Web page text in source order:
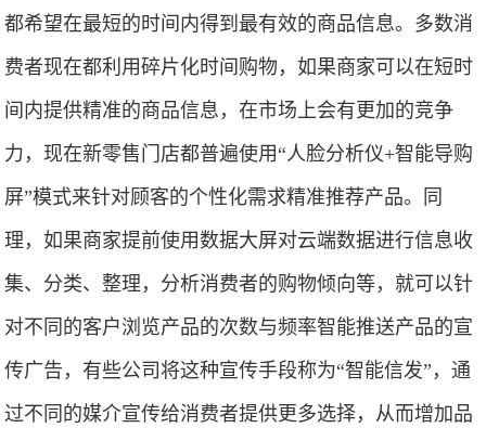
都希望在最短的时间内得到最有效的商品信息。多数消
费者现在都利用碎片化时间购物，如果商家可以在短时
间内提供精准的商品信息，在市场上会有更加的竞争
力，现在新零售门店都普遍使用“人脸分析仪+智能导购
屏”模式来针对顾客的个性化需求精准推荐产品。同
理，如果商家提前使用数据大屏对云端数据进行信息收
集、分类、整理，分析消费者的购物倾向等，就可以针
对不同的客户浏览产品的次数与频率智能推送产品的宣
传广告，有些公司将这种宣传手段称为“智能信发”，通
过不同的媒介宣传给消费者提供更多选择，从而增加品